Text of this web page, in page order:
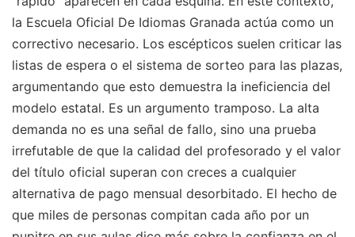
la Escuela Oficial De Idiomas Granada actúa como un
correctivo necesario. Los escépticos suelen criticar las
listas de espera o el sistema de sorteo para las plazas,
argumentando que esto demuestra la ineficiencia del
modelo estatal. Es un argumento tramposo. La alta
demanda no es una señal de fallo, sino una prueba
irrefutable de que la calidad del profesorado y el valor
del título oficial superan con creces a cualquier
alternativa de pago mensual desorbitado. El hecho de
que miles de personas compitan cada año por un